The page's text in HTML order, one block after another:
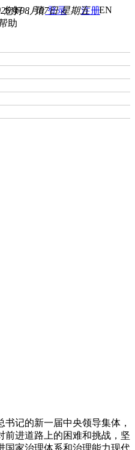
您好， 请登录 注册EN
年08月07日 星期五
助
记的新一届中央领导集体，
前进道路上的困难和挑战，坚